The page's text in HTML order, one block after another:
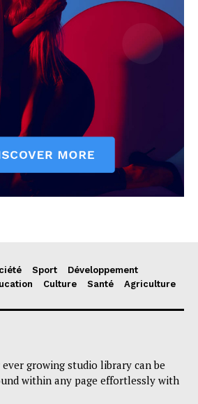
Sport
Développement
Culture Santé Agriculture
growing studio library can be
within any page effortlessly with